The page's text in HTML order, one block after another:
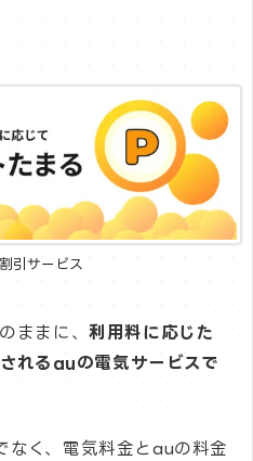
引サービス
ままに、利用料に応じた
れるauの電気サービスで
なく、電気料金とauの料金